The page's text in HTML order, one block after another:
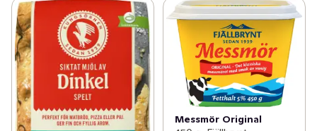
Messmör Original